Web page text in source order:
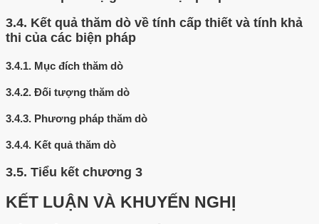
3.4. Kết quả thăm dò về tính cấp thiết và tính khả
thi của các biện pháp
3.4.1. Mục đích thăm dò
3.4.2. Đối tượng thăm dò
3.4.3. Phương pháp thăm dò
3.4.4. Kết quả thăm dò
3.5. Tiểu kết chương 3
KẾT LUẬN VÀ KHUYẾN NGHỊ